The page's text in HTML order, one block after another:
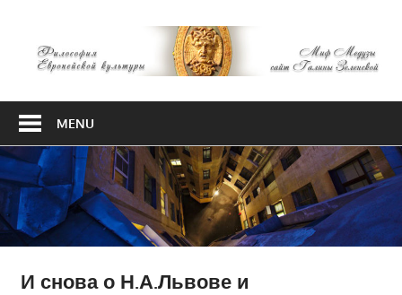
content
Европейской
MENU
И снова о Н.А.Львове и